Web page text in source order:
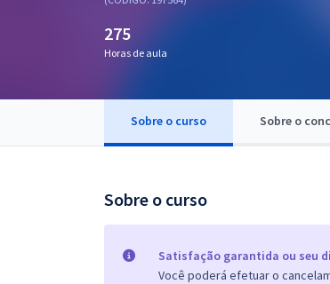
OAB
275
Horas de aula
Sobre o curso Sobre o
Sobre o curso
Satisfação garantida ou seu
Você poderá efetuar o